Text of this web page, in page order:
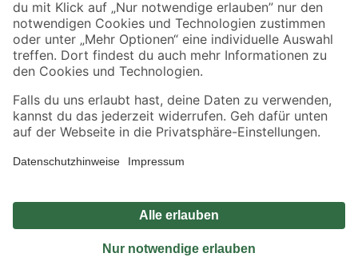
Jetzt die toom-App herunterladen
Alle Preisangaben in EUR inkl. gesetzl. MwSt.. Die dargestellten Angebote sind unter
Umständen nicht in allen Märkten verfügbar. Die angegebenen Verfügbarkeiten beziehen
Produkte nur solange der Vorrat reicht.
*Paketversand ab 59 € versandkostenfrei, gilt nicht für Artikel mit Speditionsversand, hier
Privatsphäre Impressum
Nutzungsbedingungen
Widerrufsrecht
Vertrag widerrufen